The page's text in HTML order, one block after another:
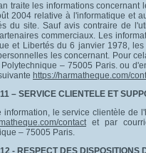
traite les informations
2004 relative à l'informatique et
du site. Sauf avis contraire de
commerciaux. Les
et Libertés du 6 janvier 1978,
les concernant. Pour
– 75005 Paris. ou
https://harmatheque.com/
– SERVICE CLIENTELE ET
information, le service clientèle de
contactet par
– 75005 Paris.
- RESPECT DES